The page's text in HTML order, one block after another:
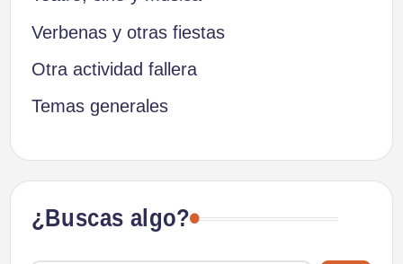
Verbenas y otras fiestas
Otra actividad fallera
Temas generales
¿Buscas algo?